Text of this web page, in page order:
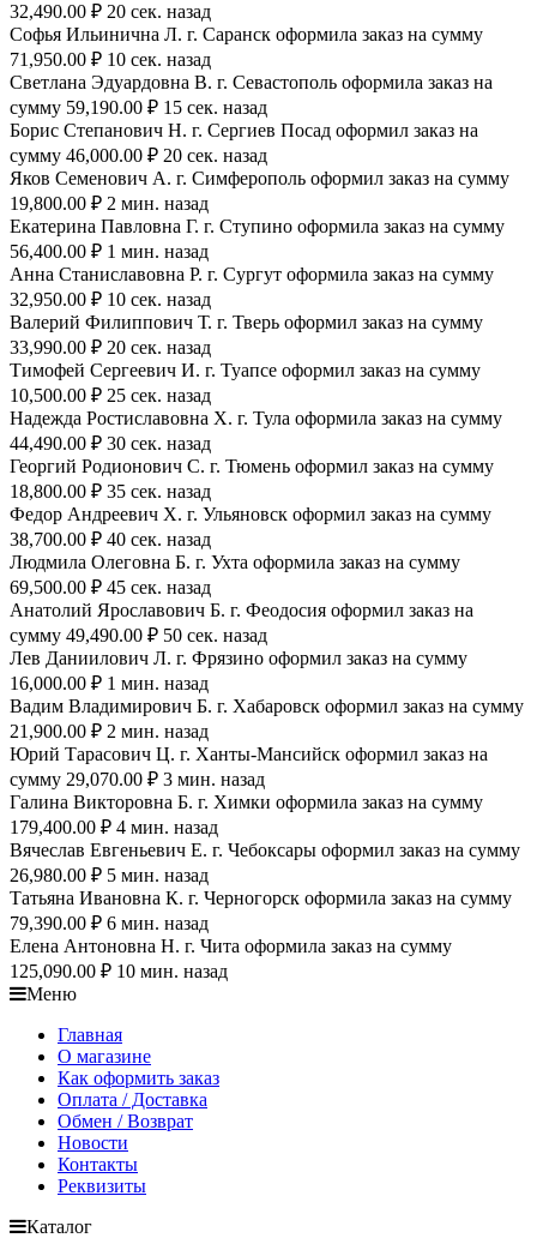
32,490.00 ₽ 20 сек. назад
Софья Ильинична Л. г. Саранск оформила заказ на сумму
71,950.00 ₽ 10 сек. назад
Светлана Эдуардовна В. г. Севастополь оформила заказ на
сумму 59,190.00 ₽ 15 сек. назад
Борис Степанович Н. г. Сергиев Посад оформил заказ на
сумму 46,000.00 ₽ 20 сек. назад
Яков Семенович А. г. Симферополь оформил заказ на сумму
19,800.00 ₽ 2 мин. назад
Екатерина Павловна Г. г. Ступино оформила заказ на сумму
56,400.00 ₽ 1 мин. назад
Анна Станиславовна Р. г. Сургут оформила заказ на сумму
32,950.00 ₽ 10 сек. назад
Валерий Филиппович Т. г. Тверь оформил заказ на сумму
33,990.00 ₽ 20 сек. назад
Тимофей Сергеевич И. г. Туапсе оформил заказ на сумму
10,500.00 ₽ 25 сек. назад
Надежда Ростиславовна Х. г. Тула оформила заказ на сумму
44,490.00 ₽ 30 сек. назад
Георгий Родионович С. г. Тюмень оформил заказ на сумму
18,800.00 ₽ 35 сек. назад
Федор Андреевич Х. г. Ульяновск оформил заказ на сумму
38,700.00 ₽ 40 сек. назад
Людмила Олеговна Б. г. Ухта оформила заказ на сумму
69,500.00 ₽ 45 сек. назад
Анатолий Ярославович Б. г. Феодосия оформил заказ на
сумму 49,490.00 ₽ 50 сек. назад
Лев Даниилович Л. г. Фрязино оформил заказ на сумму
16,000.00 ₽ 1 мин. назад
Вадим Владимирович Б. г. Хабаровск оформил заказ на сумму
21,900.00 ₽ 2 мин. назад
Юрий Тарасович Ц. г. Ханты-Мансийск оформил заказ на
сумму 29,070.00 ₽ 3 мин. назад
Галина Викторовна Б. г. Химки оформила заказ на сумму
179,400.00 ₽ 4 мин. назад
Вячеслав Евгеньевич Е. г. Чебоксары оформил заказ на сумму
26,980.00 ₽ 5 мин. назад
Татьяна Ивановна К. г. Черногорск оформила заказ на сумму
79,390.00 ₽ 6 мин. назад
Елена Антоновна Н. г. Чита оформила заказ на сумму
125,090.00 ₽ 10 мин. назад
Меню
Главная
О магазине
Как оформить заказ
Оплата / Доставка
Обмен / Возврат
Новости
Контакты
Реквизиты
Каталог